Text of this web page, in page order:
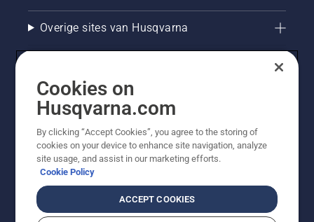
Overige sites van Husqvarna
© Husqvarna AB (publ). Alle rechten voorbehouden. De
getoonde prijzen zijn consumentenadviesprijzen. Alle
vermelde prijzen zijn adviesverkoopprijzen (incl. BTW),
tenzij het product beschikbaar is voor directe aankoop.
Cookies on
Husqvarna.com
By clicking “Accept Cookies”, you agree to the storing of
cookies on your device to enhance site navigation, analyze
site usage, and assist in our marketing efforts.
Cookie Policy
ACCEPT COOKIES